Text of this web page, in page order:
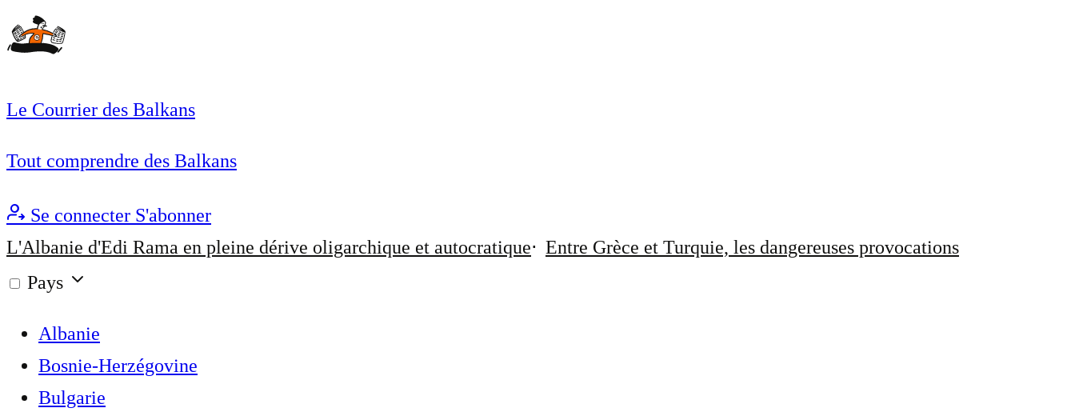
Le Courrier des Balkans
Tout comprendre des Balkans
Se connecter S'abonner
L'Albanie d'Edi Rama en pleine dérive oligarchique et autocratique
Entre Grèce et Turquie, les dangereuses provocations
Pays
Albanie
Bosnie-Herzégovine
Bulgarie